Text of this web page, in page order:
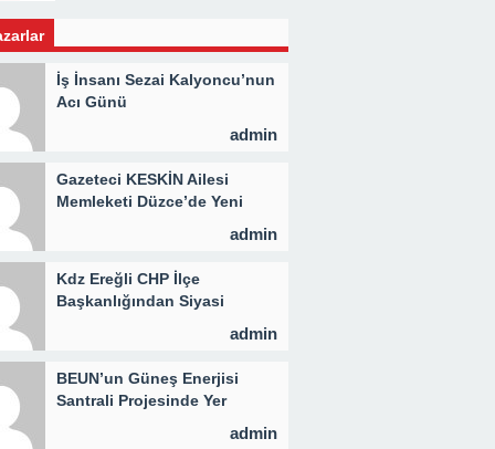
İş İnsanı Sezai Kalyoncu’nun
Acı Günü
admin
Gazeteci KESKİN Ailesi
Memleketi Düzce’de Yeni
admin
Kdz Ereğli CHP İlçe
Başkanlığından Siyasi
admin
BEUN’un Güneş Enerjisi
Santrali Projesinde Yer
admin